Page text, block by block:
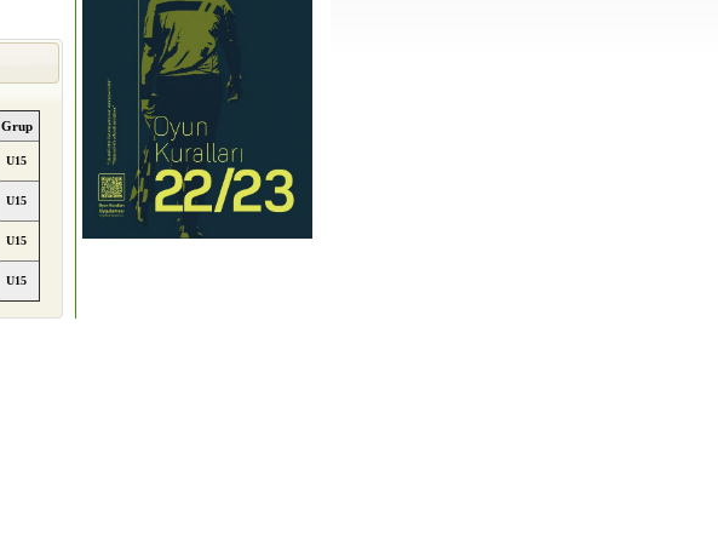
Grup
U15
U15
U15
U15